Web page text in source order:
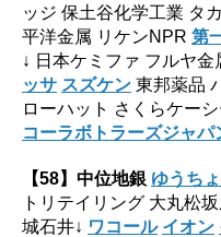
ッジ 保土谷化学工業 タ
平洋金属 リケンNPR 第
↓ 日本ケミファ フルヤ
ッサ スズケン 東邦薬品
ローハット さくらケー
コーラボトラーズジャパ
【58】 中位地銀 ゆうち
トリテイリング 大丸松
城石井↓ ワコール イオン